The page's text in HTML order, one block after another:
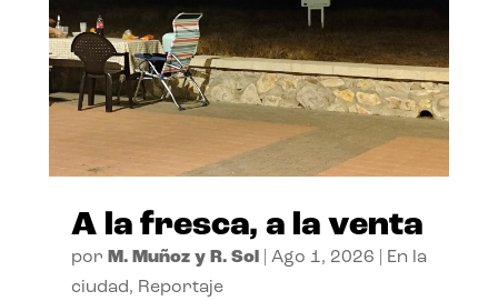
A la fresca, a la venta
por M. Muñoz y R. Sol| Ago 1, 2026
En la
ciudad, Reportaje